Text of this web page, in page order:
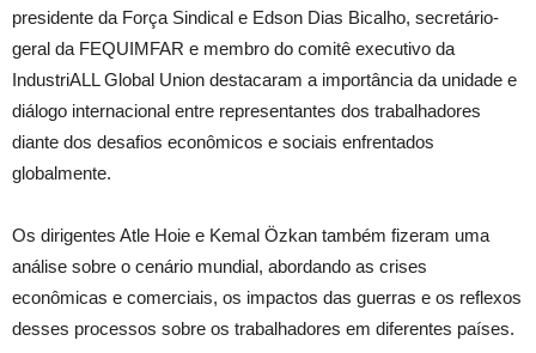
presidente da Força Sindical e Edson Dias Bicalho, secretário-
geral da FEQUIMFAR e membro do comitê executivo da
IndustriALL Global Union destacaram a importância da unidade e
diálogo internacional entre representantes dos trabalhadores
diante dos desafios econômicos e sociais enfrentados
globalmente.
Os dirigentes Atle Hoie e Kemal Özkan também fizeram uma
análise sobre o cenário mundial, abordando as crises
econômicas e comerciais, os impactos das guerras e os reflexos
desses processos sobre os trabalhadores em diferentes países.